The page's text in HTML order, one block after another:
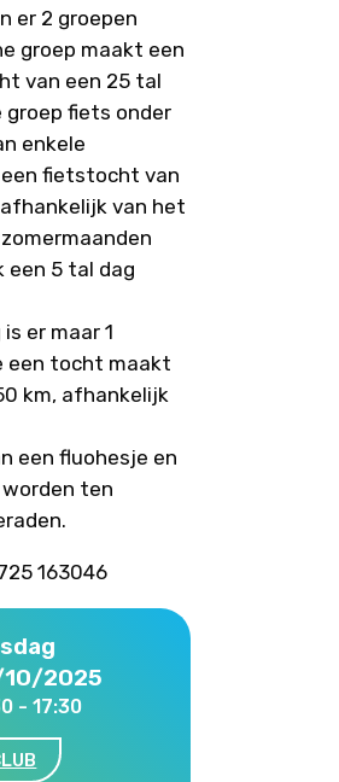
er 2 groepen
groep maakt een
van een 25 tal
groep fiets onder
enkele
fietstocht van
van het
een 5 tal dag
er maar 1
een tocht maakt
km, afhankelijk
een fluohesje en
ten
2025
- 17:30